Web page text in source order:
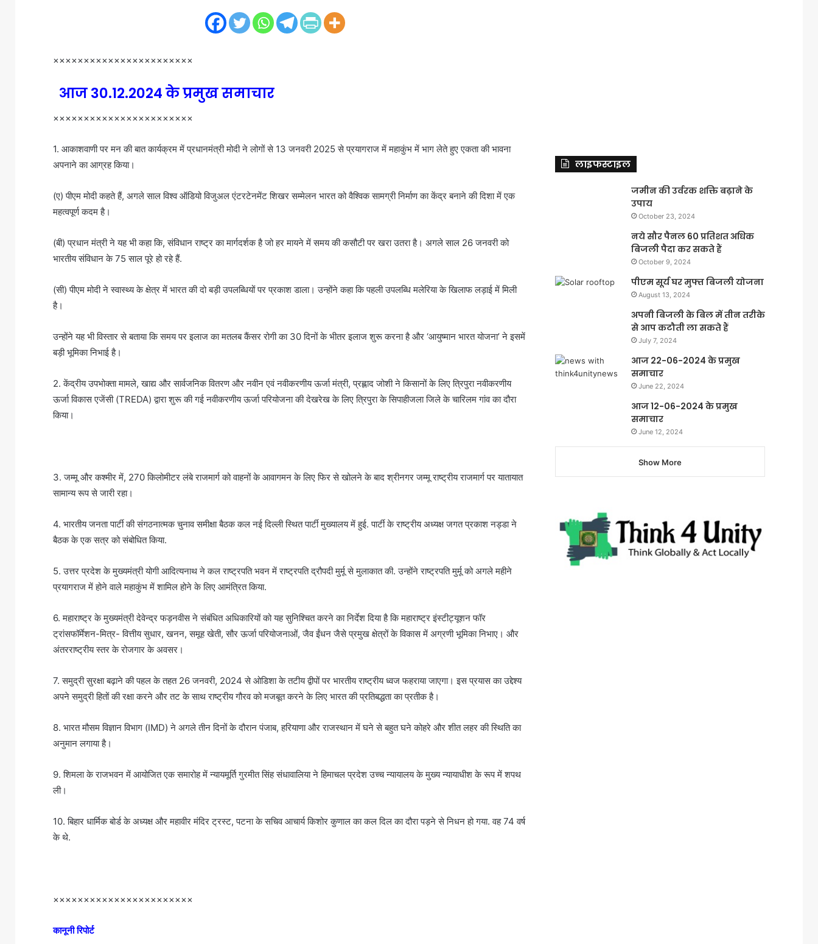
×××××××××××××××××××××××
आज 30.12.2024 के प्रमुख समाचार
×××××××××××××××××××××××
1. आकाशवाणी पर मन की बात कार्यक्रम में प्रधानमंत्री मोदी ने लोगों से 13 जनवरी 2025 से प्रयागराज में महाकुंभ में भाग लेते हुए एकता की भावना
अपनाने का आग्रह किया।
(ए) पीएम मोदी कहते हैं, अगले साल विश्व ऑडियो विजुअल एंटरटेनमेंट शिखर सम्मेलन भारत को वैश्विक सामग्री निर्माण का केंद्र बनाने की दिशा में एक
महत्वपूर्ण कदम है।
(बी) प्रधान मंत्री ने यह भी कहा कि, संविधान राष्ट्र का मार्गदर्शक है जो हर मायने में समय की कसौटी पर खरा उतरा है। अगले साल 26 जनवरी को
भारतीय संविधान के 75 साल पूरे हो रहे हैं.
(सी) पीएम मोदी ने स्वास्थ्य के क्षेत्र में भारत की दो बड़ी उपलब्धियों पर प्रकाश डाला। उन्होंने कहा कि पहली उपलब्धि मलेरिया के खिलाफ लड़ाई में मिली
है।
उन्होंने यह भी विस्तार से बताया कि समय पर इलाज का मतलब कैंसर रोगी का 30 दिनों के भीतर इलाज शुरू करना है और ‘आयुष्मान भारत योजना’ ने इसमें
बड़ी भूमिका निभाई है।
2. केंद्रीय उपभोक्ता मामले, खाद्य और सार्वजनिक वितरण और नवीन एवं नवीकरणीय ऊर्जा मंत्री, प्रह्लाद जोशी ने किसानों के लिए त्रिपुरा नवीकरणीय
ऊर्जा विकास एजेंसी (TREDA) द्वारा शुरू की गई नवीकरणीय ऊर्जा परियोजना की देखरेख के लिए त्रिपुरा के सिपाहीजला जिले के चारिलम गांव का दौरा
किया।
3. जम्मू और कश्मीर में, 270 किलोमीटर लंबे राजमार्ग को वाहनों के आवागमन के लिए फिर से खोलने के बाद श्रीनगर जम्मू राष्ट्रीय राजमार्ग पर यातायात
सामान्य रूप से जारी रहा।
4. भारतीय जनता पार्टी की संगठनात्मक चुनाव समीक्षा बैठक कल नई दिल्ली स्थित पार्टी मुख्यालय में हुई. पार्टी के राष्ट्रीय अध्यक्ष जगत प्रकाश नड्डा ने
बैठक के एक सत्र को संबोधित किया.
5. उत्तर प्रदेश के मुख्यमंत्री योगी आदित्यनाथ ने कल राष्ट्रपति भवन में राष्ट्रपति द्रौपदी मुर्मू से मुलाकात की. उन्होंने राष्ट्रपति मुर्मू को अगले महीने
प्रयागराज में होने वाले महाकुंभ में शामिल होने के लिए आमंत्रित किया.
6. महाराष्ट्र के मुख्यमंत्री देवेन्द्र फड़नवीस ने संबंधित अधिकारियों को यह सुनिश्चित करने का निर्देश दिया है कि महाराष्ट्र इंस्टीट्यूशन फॉर
ट्रांसफॉर्मेशन-मित्र- वित्तीय सुधार, खनन, समूह खेती, सौर ऊर्जा परियोजनाओं, जैव ईंधन जैसे प्रमुख क्षेत्रों के विकास में अग्रणी भूमिका निभाए। और
अंतरराष्ट्रीय स्तर के रोजगार के अवसर।
7. समुद्री सुरक्षा बढ़ाने की पहल के तहत 26 जनवरी, 2024 से ओडिशा के तटीय द्वीपों पर भारतीय राष्ट्रीय ध्वज फहराया जाएगा। इस प्रयास का उद्देश्य
अपने समुद्री हितों की रक्षा करने और तट के साथ राष्ट्रीय गौरव को मजबूत करने के लिए भारत की प्रतिबद्धता का प्रतीक है।
8. भारत मौसम विज्ञान विभाग (IMD) ने अगले तीन दिनों के दौरान पंजाब, हरियाणा और राजस्थान में घने से बहुत घने कोहरे और शीत लहर की स्थिति का
अनुमान लगाया है।
9. शिमला के राजभवन में आयोजित एक समारोह में न्यायमूर्ति गुरमीत सिंह संधावालिया ने हिमाचल प्रदेश उच्च न्यायालय के मुख्य न्यायाधीश के रूप में शपथ
ली।
10. बिहार धार्मिक बोर्ड के अध्यक्ष और महावीर मंदिर ट्रस्ट, पटना के सचिव आचार्य किशोर कुणाल का कल दिल का दौरा पड़ने से निधन हो गया. वह 74 वर्ष
के थे.
×××××××××××××××××××××××
कानूनी रिपोर्ट
लाइफस्टाइल
जमीन की उर्वरक शक्ति बढ़ाने के
उपाय
October 23, 2024
नये सौर पैनल 60 प्रतिशत अधिक
बिजली पैदा कर सकते हैं
October 9, 2024
पीएम सूर्य घर मुफ्त बिजली योजना
August 13, 2024
अपनी बिजली के बिल में तीन तरीके
से आप कटौती ला सकते हैं
July 7, 2024
आज 22-06-2024 के प्रमुख
समाचार
June 22, 2024
आज 12-06-2024 के प्रमुख
समाचार
June 12, 2024
Show More